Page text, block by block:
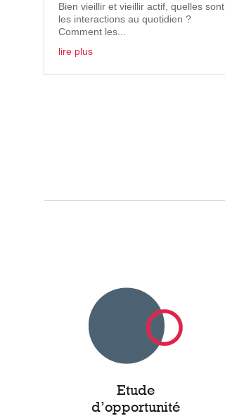
Bien vieillir et vieillir actif, quelles sont
les interactions au quotidien ?
Comment les...
lire plus
Etude
d’opportunité